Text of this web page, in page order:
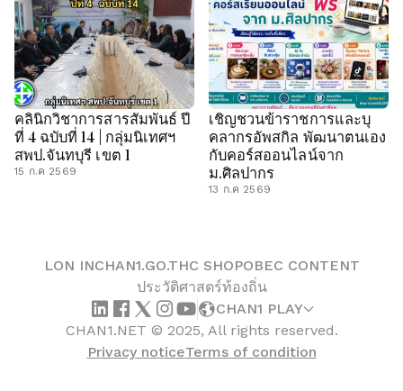
คลินิกวิชาการสารสัมพันธ์ ปี
ที่ 4 ฉบับที่ 14 | กลุ่มนิเทศฯ
สพป.จันทบุรี เขต 1
15 ก.ค 2569
เชิญชวนข้าราชการและบุ
คลากรอัพสกิล พัฒนาตนเอง
กับคอร์สออนไลน์จาก
ม.ศิลปากร
13 ก.ค 2569
LON INCHAN1.GO.THC SHOPOBEC CONTENT
ประวัติศาสตร์ท้องถิ่น
CHAN1 PLAY
CHAN1.NET © 2025, All rights reserved.
Privacy noticeTerms of condition